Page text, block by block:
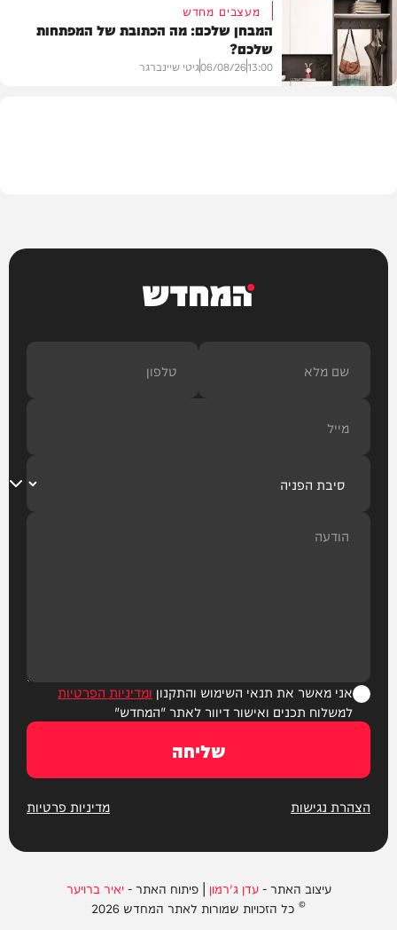
חרדים
מעצבים מחדש
המבחן שלכם: מה הכתובת של המפתחות
שלכם?
13:00
06/08/26גיטי שיינברגר
המחדש
אני מאשר את תנאי השימוש והתקנון ומדיניות הפרטיות
למשלוח תכנים ואישור דיוור לאתר "המחדש"
שליחה
הצהרת נגישות מדיניות פרטיות
עיצוב האתר -עדן ג'רמון | פיתוח האתר -יאיר ברויער
© כל הזכויות שמורות לאתר המחדש 2026